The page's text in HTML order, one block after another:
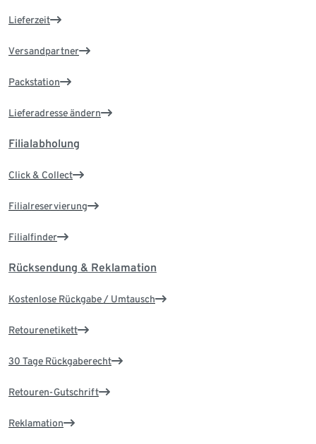
Lieferzeit
Versandpartner
Packstation
Lieferadresse ändern
Filialabholung
Click & Collect
Filialreservierung
Filialfinder
Rücksendung & Reklamation
Kostenlose Rückgabe / Umtausch
Retourenetikett
30 Tage Rückgaberecht
Retouren-Gutschrift
Reklamation